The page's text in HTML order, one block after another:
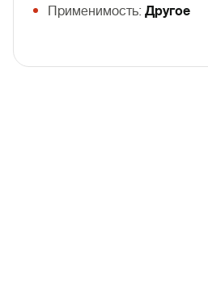
Применимость: Другое